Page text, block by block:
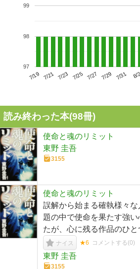
7/19 7/21 7/23 7/25 7/27 7/29 7/31 8/
97
98
99
読み終わった本(98冊)
使命と魂のリミット
東野 圭吾
3155
使命と魂のリミット
誤解から始まる確執様々
題の中で使命を果たす強
たが、心に残る作品のひと
ナイス ★6 コメントする(0)
東野 圭吾
3155